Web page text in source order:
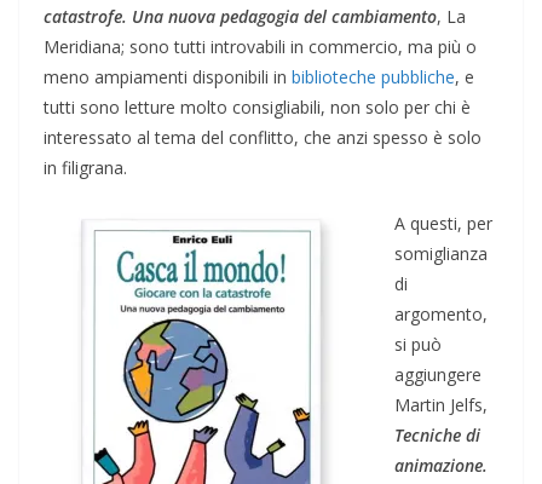
catastrofe. Una nuova pedagogia del cambiamento, La
Meridiana; sono tutti introvabili in commercio, ma più o
meno ampiamenti disponibili in biblioteche pubbliche, e
tutti sono letture molto consigliabili, non solo per chi è
interessato al tema del conflitto, che anzi spesso è solo
in filigrana.
A questi, per
somiglianza
di
argomento,
si può
aggiungere
Martin Jelfs,
Tecniche di
animazione.